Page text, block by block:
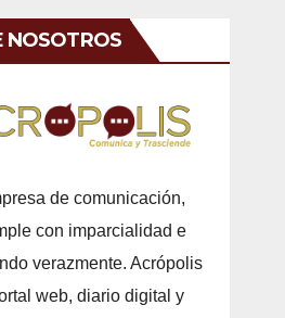
NOSOTROS
de comunicación,
con imparcialidad e
verazmente. Acrópolis
web, diario digital y